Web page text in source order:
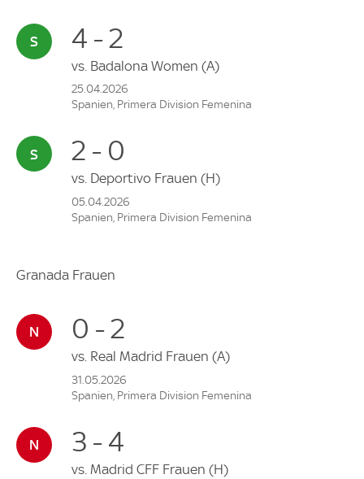
4 - 2
vs. Badalona Women (A)
25.04.2026
Spanien, Primera Division Femenina
2 - 0
vs. Deportivo Frauen (H)
05.04.2026
Spanien, Primera Division Femenina
Granada Frauen
0 - 2
vs. Real Madrid Frauen (A)
31.05.2026
Spanien, Primera Division Femenina
3 - 4
vs. Madrid CFF Frauen (H)